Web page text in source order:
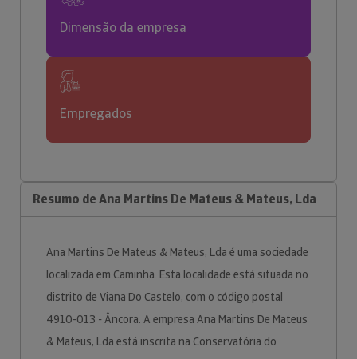
Dimensão da empresa
Empregados
Resumo de Ana Martins De Mateus & Mateus, Lda
Ana Martins De Mateus & Mateus, Lda é uma sociedade
localizada em Caminha. Esta localidade está situada no
distrito de Viana Do Castelo, com o código postal
4910-013 - Âncora. A empresa Ana Martins De Mateus
& Mateus, Lda está inscrita na Conservatória do